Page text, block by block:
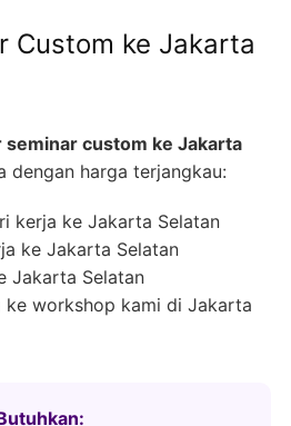
Custom ke Jakarta
seminar custom ke Jakarta
dengan harga terjangkau:
kerja ke Jakarta Selatan
ke Jakarta Selatan
Jakarta Selatan
workshop kami di Jakarta